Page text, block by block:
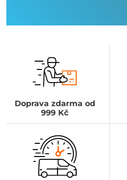
Doprava zdarma od
999 Kč